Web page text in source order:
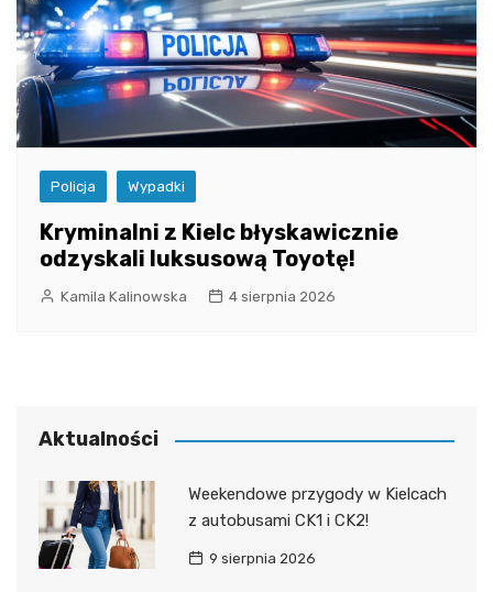
Policja Wypadki
Kryminalni z Kielc błyskawicznie
odzyskali luksusową Toyotę!
Kamila Kalinowska 4 sierpnia 2026
Aktualności
Weekendowe przygody w Kielcach
z autobusami CK1 i CK2!
9 sierpnia 2026